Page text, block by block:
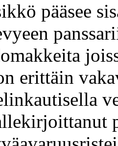
pääsee
erittäin